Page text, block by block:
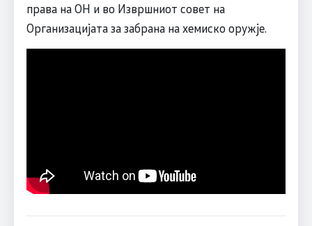
права на ОН и во Извршниот совет на
Организацијата за забрана на хемиско оружје.